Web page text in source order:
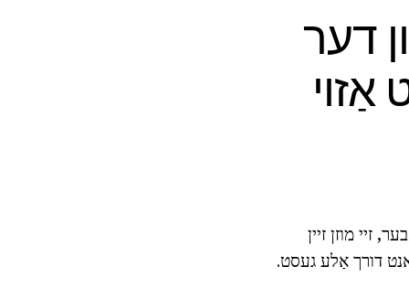
דער
זיי מוזן זיין
דורך אַלע געסט.